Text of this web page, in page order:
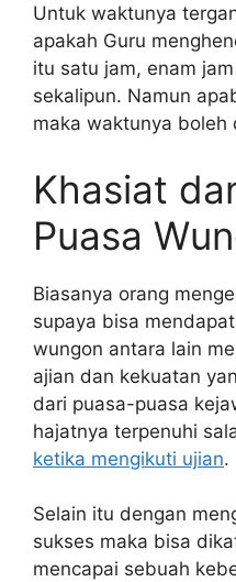
Untuk waktunya
apakah Guru
itu satu jam, enam
sekalipun. Namun
maka waktunya boleh
Khasiat
Puasa
Biasanya orang
supaya bisa
wungon antara lain
ajian dan kekuatan
dari puasa-puasa
hajatnya terpenuhi
ketika mengikuti ujian.
Selain itu dengan
sukses maka bisa
mencapai sebuah